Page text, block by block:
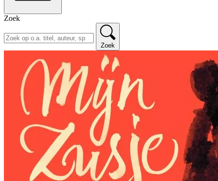
Zoek
Zoek